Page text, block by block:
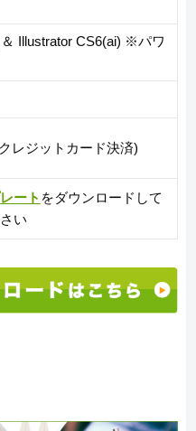
Illustrator CS6(ai) ※パワ
レジットカード決済)
ート をダウンロードして
い